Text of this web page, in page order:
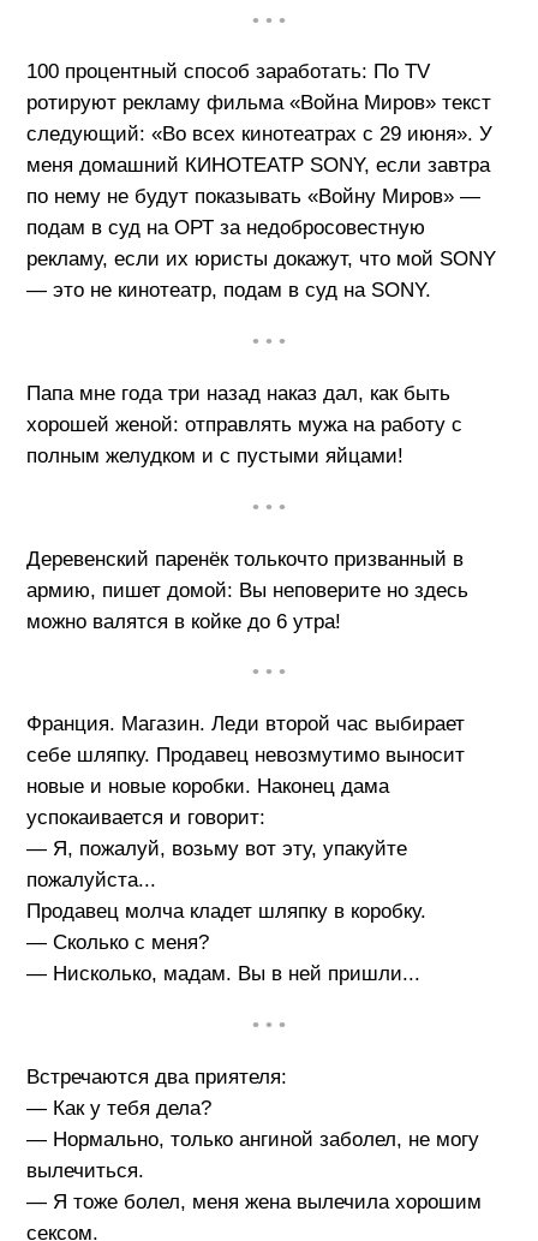
• • •
100 процентный способ заработать: По TV
ротируют рекламу фильма «Война Миров» текст
следующий: «Во всех кинотеатрах с 29 июня». У
меня домашний КИНОТЕАТР SONY, если завтра
по нему не будут показывать «Войну Миров» —
подам в суд на ОРТ за недобросовестную
рекламу, если их юристы докажут, что мой SONY
— это не кинотеатр, подам в суд на SONY.
• • •
Папа мне года три назад наказ дал, как быть
хорошей женой: отправлять мужа на работу с
полным желудком и с пустыми яйцами!
• • •
Деревенский паренёк толькочто призванный в
армию, пишет домой: Вы неповерите но здесь
можно валятся в койке до 6 утра!
• • •
Франция. Магазин. Леди второй час выбирает
себе шляпку. Продавец невозмутимо выносит
новые и новые коробки. Наконец дама
успокаивается и говорит:
— Я, пожалуй, возьму вот эту, упакуйте
пожалуйста...
Продавец молча кладет шляпку в коробку.
— Сколько с меня?
— Нисколько, мадам. Вы в ней пришли...
• • •
Встречаются два приятеля:
— Как у тебя дела?
— Нормально, только ангиной заболел, не могу
вылечиться.
— Я тоже болел, меня жена вылечила хорошим
сексом.